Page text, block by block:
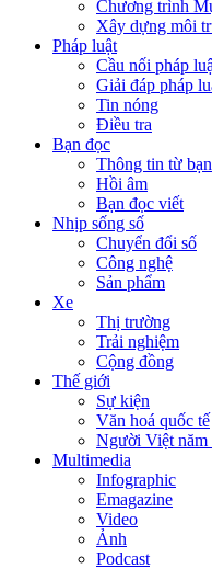
Chương trình
Xây dựng môi
Pháp luật
Cầu nối pháp
Giải đáp pháp
Tin nóng
Điều tra
Bạn đọc
Thông tin từ
Hồi âm
Bạn đọc viết
Nhịp sống số
Chuyển đổi số
Công nghệ
Sản phẩm
Xe
Thị trường
Trải nghiệm
Cộng đồng
Thế giới
Sự kiện
Văn hoá quốc tế
Người Việt năm
Multimedia
Infographic
Emagazine
Video
Ảnh
Podcast